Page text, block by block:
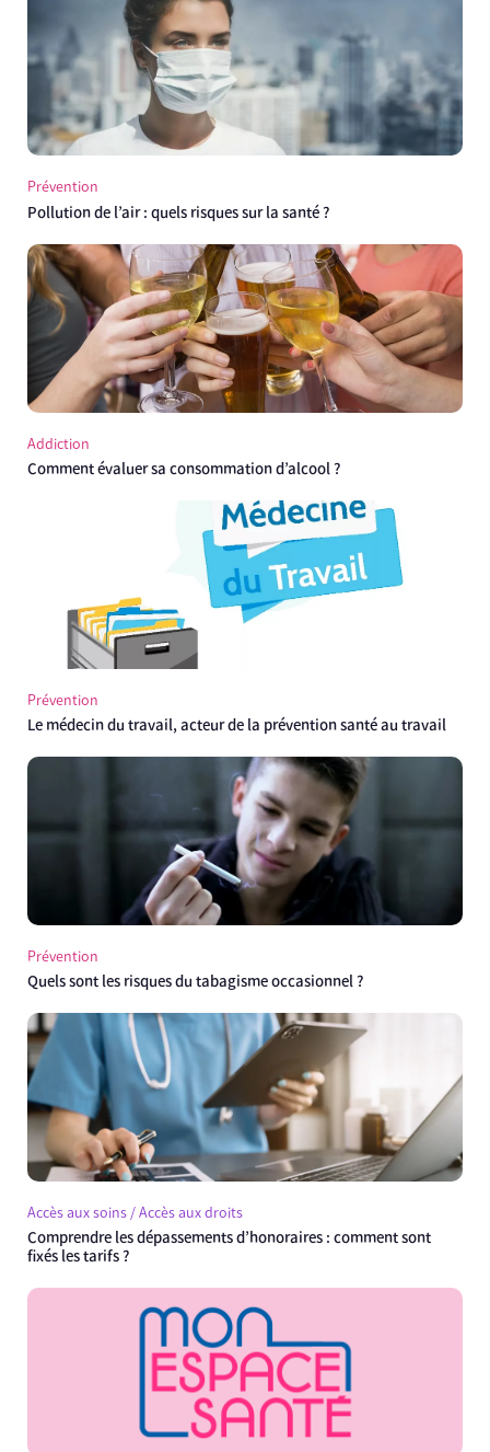
Prévention
Pollution de l’air : quels risques sur la santé ?
Addiction
Comment évaluer sa consommation d’alcool ?
Prévention
Le médecin du travail, acteur de la prévention santé au travail
Prévention
Quels sont les risques du tabagisme occasionnel ?
Accès aux soins / Accès aux droits
Comprendre les dépassements d’honoraires : comment sont
fixés les tarifs ?